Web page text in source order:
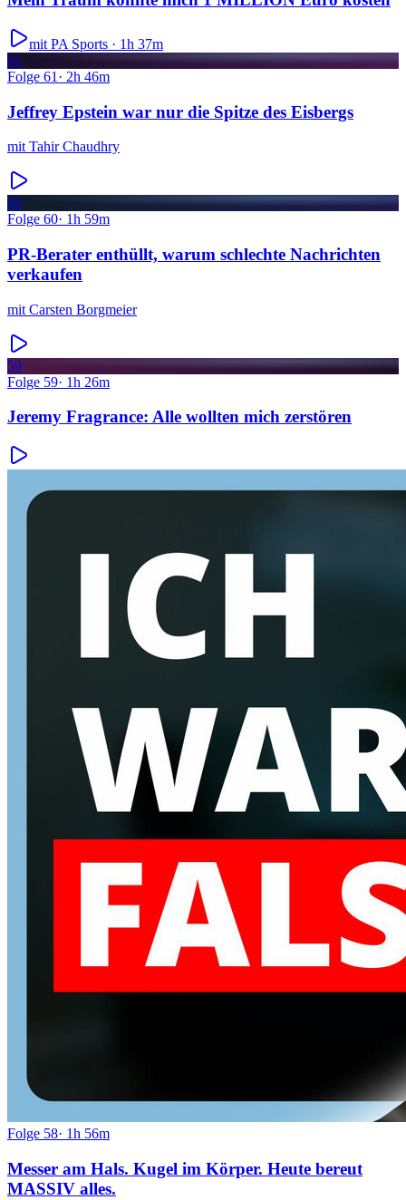
mit PA Sports · 1h 37m
61
Folge 61 · 2h 46m
Jeffrey Epstein war nur die Spitze des Eisbergs
mit Tahir Chaudhry
60
Folge 60· 1h 59m
PR-Berater enthüllt, warum schlechte Nachrichten
verkaufen
mit Carsten Borgmeier
59
Folge 59· 1h 26m
Jeremy Fragrance: Alle wollten mich zerstören
Folge 58· 1h 56m
Messer am Hals. Kugel im Körper. Heute bereut
MASSIV alles.